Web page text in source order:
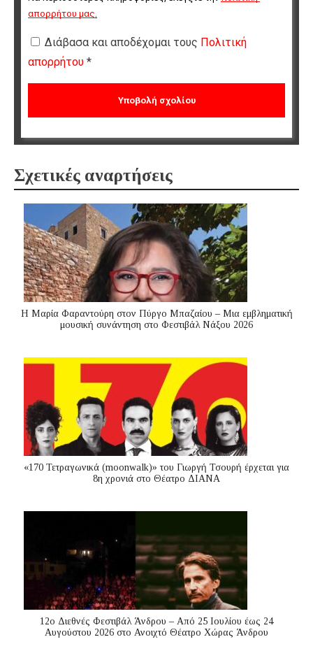
απορρήτου μας.
Διάβασα και αποδέχομαι τους Πολιτική
απορρήτου *
Σχετικές αναρτήσεις
Η Μαρία Φαραντούρη στον Πύργο Μπαζαίου – Μια εμβληματική
μουσική συνάντηση στο Φεστιβάλ Νάξου 2026
«170 Τετραγωνικά (moonwalk)» του Γιωργή Τσουρή έρχεται για
8η χρονιά στο Θέατρο ΔΙΑΝΑ
12ο Διεθνές Φεστιβάλ Άνδρου – Από 25 Ιουλίου έως 24
Αυγούστου 2026 στο Ανοιχτό Θέατρο Χώρας Άνδρου